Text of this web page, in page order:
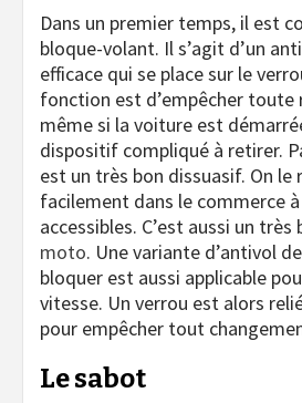
Dans un premier temps, il est
bloque-volant. Il s’agit d’un
efficace qui se place sur le
fonction est d’empêcher
même si la voiture est
dispositif compliqué à retirer.
est un très bon dissuasif. On le
facilement dans le commerce
accessibles. C’est aussi un très
moto. Une variante d’antivol
bloquer est aussi applicable
vitesse. Un verrou est alors
pour empêcher tout
Le sabot